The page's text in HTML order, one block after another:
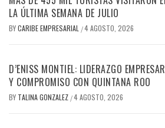
LA ÚLTIMA SEMANA DE JULIO
BYCARIBE EMPRESARIAL /4 AGOSTO, 2026
D’ENISS MONTIEL: LIDERAZGO
Y COMPROMISO CON QUINTANA ROO
BY TALINA GONZALEZ /4 AGOSTO, 2026